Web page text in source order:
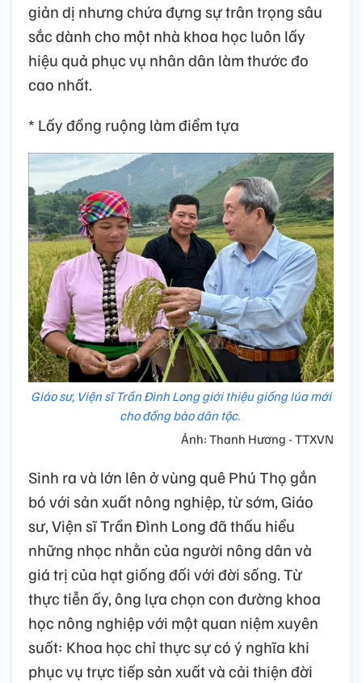
giản dị nhưng chứa đựng sự trân trọng sâu
sắc dành cho một nhà khoa học luôn lấy
hiệu quả phục vụ nhân dân làm thước đo
cao nhất.
* Lấy đồng ruộng làm điểm tựa
Giáo sư, Viện sĩ Trần Đình Long giới thiệu giống lúa mới
cho đồng bào dân tộc.
Ảnh: Thanh Hương - TTXVN
Sinh ra và lớn lên ở vùng quê Phú Thọ gắn
bó với sản xuất nông nghiệp, từ sớm, Giáo
sư, Viện sĩ Trần Đình Long đã thấu hiểu
những nhọc nhằn của người nông dân và
giá trị của hạt giống đối với đời sống. Từ
thực tiễn ấy, ông lựa chọn con đường khoa
học nông nghiệp với một quan niệm xuyên
suốt: Khoa học chỉ thực sự có ý nghĩa khi
phục vụ trực tiếp sản xuất và cải thiện đời